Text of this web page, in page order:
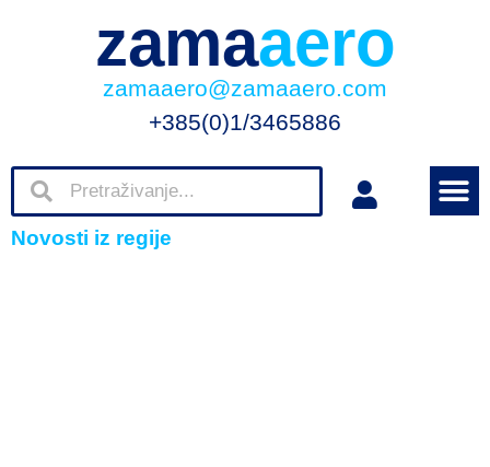
zamaaero
zamaaero@zamaaero.com
+385(0)1/3465886
Novosti iz regije